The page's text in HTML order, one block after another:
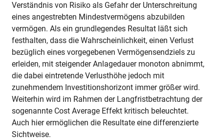
Verständnis von Risiko als Gefahr der Unterschreitung
eines angestrebten Mindestvermögens abzubilden
vermögen. Als ein grundlegendes Resultat läßt sich
festhalten, dass die Wahrscheinlichkeit, einen Verlust
bezüglich eines vorgegebenen Vermögensendziels zu
erleiden, mit steigender Anlagedauer monoton abnimmt,
die dabei eintretende Verlusthöhe jedoch mit
zunehmendem Investitionshorizont immer größer wird.
Weiterhin wird im Rahmen der Langfristbetrachtung der
sogenannte Cost Average Effekt kritisch beleuchtet.
Auch hier ermöglichen die Resultate eine differenzierte
Sichtweise.